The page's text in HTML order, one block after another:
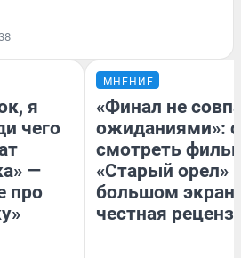
я
чего
—
про
МНЕНИЕ
«Финал не
ожиданиями»:
смотреть
«Старый орел»
большом
честная